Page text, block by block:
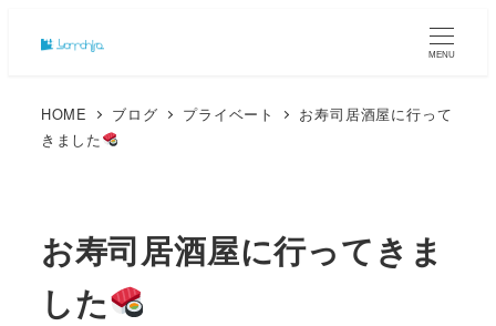
MENU
HOME ブログ プライベート
お寿司居酒屋に行って
きました
お寿司居酒屋に行ってきま
した